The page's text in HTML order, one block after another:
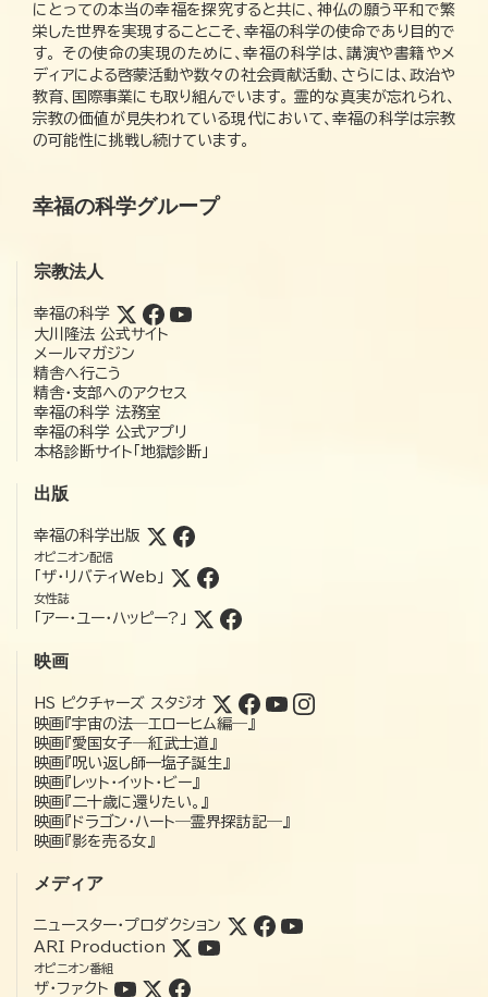
にとっての本当の幸福を探究すると共に、神仏の願う平和で繁
栄した世界を実現することこそ、幸福の科学の使命であり目的で
す。 その使命の実現のために、幸福の科学は、講演や書籍やメ
ディアによる啓蒙活動や数々の社会貢献活動、さらには、政治や
教育、国際事業にも取り組んでいます。 霊的な真実が忘れられ、
宗教の価値が見失われている現代において、幸福の科学は宗教
の可能性に挑戦し続けています。
幸福の科学グループ
宗教法人
幸福の科学
大川隆法 公式サイト
メールマガジン
精舎へ行こう
精舎・支部へのアクセス
幸福の科学 法務室
幸福の科学 公式アプリ
本格診断サイト「地獄診断」
出版
幸福の科学出版
オピニオン配信
「ザ・リバティWeb」
女性誌
「アー・ユー・ハッピー?」
映画
HS ピクチャーズ スタジオ
映画『宇宙の法―エローヒム編―』
映画『愛国女子―紅武士道』
映画『呪い返し師—塩子誕生』
映画『レット・イット・ビー』
映画『二十歳に還りたい。』
映画『ドラゴン・ハート―霊界探訪記―』
映画『影を売る女』
メディア
ニュースター・プロダクション
ARI Production
オピニオン番組
ザ・ファクト